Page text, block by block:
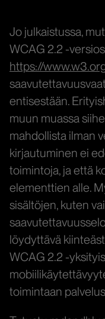
Jo julkaistussa,
WCAG 2.2 -
https://
entisestään.
muun muassa
mahdollista ilman
kirjautuminen ei
toimintoja, ja että
elementtien alle.
sisältöjen, kuten
löydyttävä
WCAG 2.2 -
toimintaan